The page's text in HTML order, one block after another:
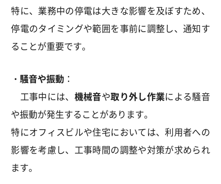
特に、業務中の停電は大きな影響を及ぼすため、
停電のタイミングや範囲を事前に調整し、通知す
ることが重要です。
・騒音や振動 ：
工事中には、 機械音や取り外し作業による騒音
や振動が発生することがあります。
特にオフィスビルや住宅においては、利用者への
影響を考慮し、工事時間の調整や対策が求められ
ます。